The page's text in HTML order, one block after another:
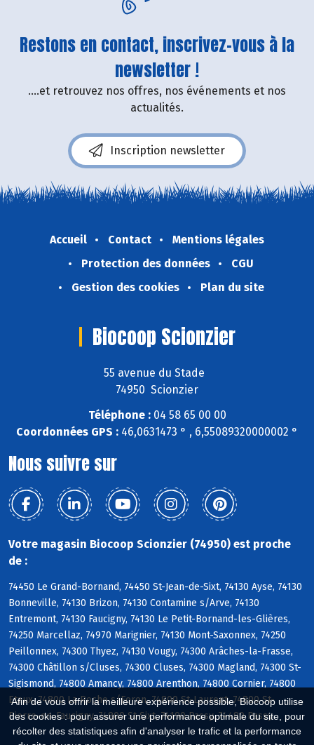
Afin de vous offrir la meilleure expérience possible, Biocoop utilise
des cookies : pour assurer une performance optimale du site, pour
récolter des statistiques afin d'analyser le trafic et la performance
Restons en contact, inscrivez-vous à la
newsletter !
....et retrouvez nos offres, nos événements et nos
actualités.
Inscription newsletter
Accueil Contact
Mentions légales
Protection des données
CGU
Gestion des cookies
Plan du site
Biocoop Scionzier
55 avenue du Stade
74950 Scionzier
Téléphone :04 58 65 00 00
Coordonnées GPS : 46,0631473 ° , 6,55089320000002 °
Nous suivre sur
Votre magasin Biocoop Scionzier (74950) est proche
de :
74450 Le Grand-Bornand, 74450 St-Jean-de-Sixt, 74130 Ayse, 74130
Bonneville, 74130 Brizon, 74130 Contamine s/Arve, 74130
Entremont, 74130 Faucigny, 74130 Le Petit-Bornand-les-Glières,
74250 Marcellaz, 74970 Marignier, 74130 Mont-Saxonnex, 74250
Peillonnex, 74300 Thyez, 74130 Vougy, 74300 Arâches-la-Frasse,
74300 Châtillon s/Cluses, 74300 Cluses, 74300 Magland, 74300 St-
Sigismond, 74800 Amancy, 74800 Arenthon, 74800 Cornier, 74800
Etaux, 74800 La Roche s/Foron, 74800 St-Laurent, 74800 St-
Pierre-en-Faucigny, 74800 St-Sixt, 74190 Passy, 74480 Passy